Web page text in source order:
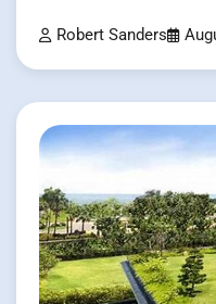
Robert Sanders